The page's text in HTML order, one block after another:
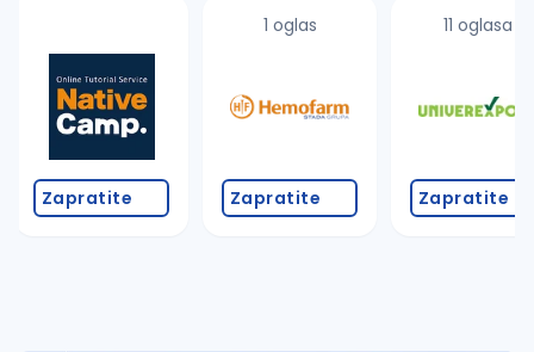
Zapratite
1 oglas
Zapratite
11 oglasa
Zapratite